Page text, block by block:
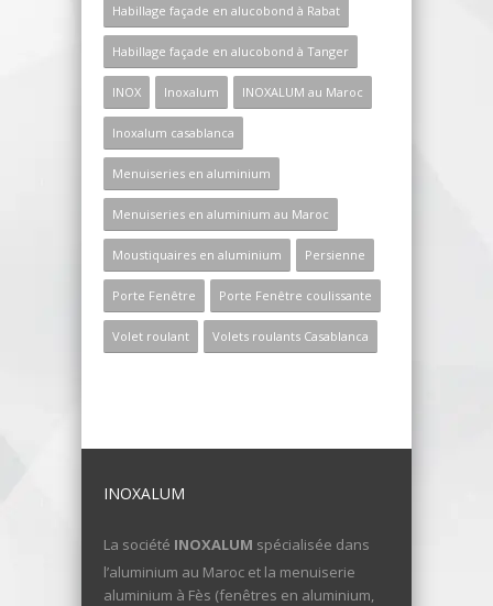
Habillage façade en alucobond à Rabat
Habillage façade en alucobond à Tanger
INOX Inoxalum INOXALUM au Maroc
Inoxalum casablanca
Menuiseries en aluminium
Menuiseries en aluminium au Maroc
Moustiquaires en aluminium Persienne
Porte Fenêtre Porte Fenêtre coulissante
Volet roulant Volets roulants Casablanca
INOXALUM
La société INOXALUM spécialisée dans
l’aluminium au Maroc et la menuiserie
aluminium à Fès (fenêtres en aluminium,